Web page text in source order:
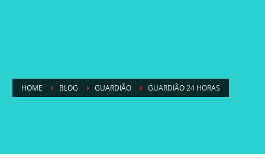
HOME BLOG GUARDIÃO GUARDIÃO 24 HORAS